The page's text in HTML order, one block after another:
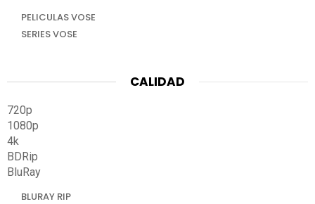
PELICULAS VOSE
SERIES VOSE
CALIDAD
720p
1080p
4k
BDRip
BluRay
BLURAY RIP